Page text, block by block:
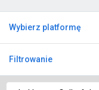
Wybierz platformę
Filtrowanie